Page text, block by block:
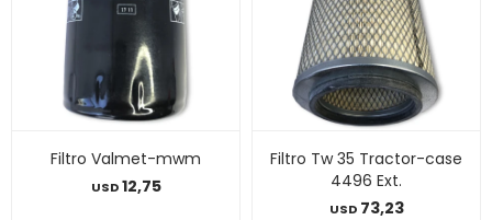
Filtro Valmet-mwm
USD12,75
Filtro Tw 35 Tractor-case
4496 Ext.
USD 73,23